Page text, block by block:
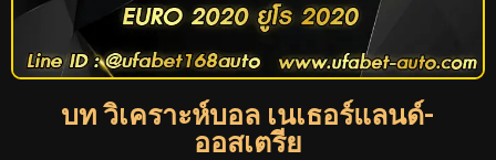
บท วิเคราะห์บอล เนเธอร์แลนด์-
ออสเตรีย